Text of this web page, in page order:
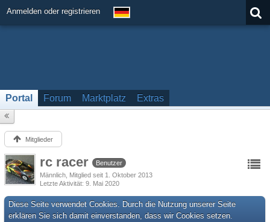
Anmelden oder registrieren
Portal Forum Marktplatz Extras
Mitglieder
rc racer
Benutzer
Männlich Mitglied seit 1. Oktober 2013
Letzte Aktivität 9. Mai 2020
Diese Seite verwendet Cookies. Durch die Nutzung unserer Seite
erklären Sie sich damit einverstanden, dass wir Cookies setzen.